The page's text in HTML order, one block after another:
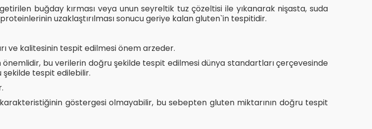
buğday kırması veya unun seyreltik tuz çözeltisi ile yıkanarak nişasta, suda
uzaklaştırılması sonucu geriye kalan gluten`in tespitidir.
ve kalitesinin tespit edilmesi önem arzeder.
önemlidir, bu verilerin doğru şekilde tespit edilmesi dünya standartları çerçevesinde
şekilde tespit edilebilir.
göstergesi olmayabilir, bu sebepten gluten miktarının doğru tespit